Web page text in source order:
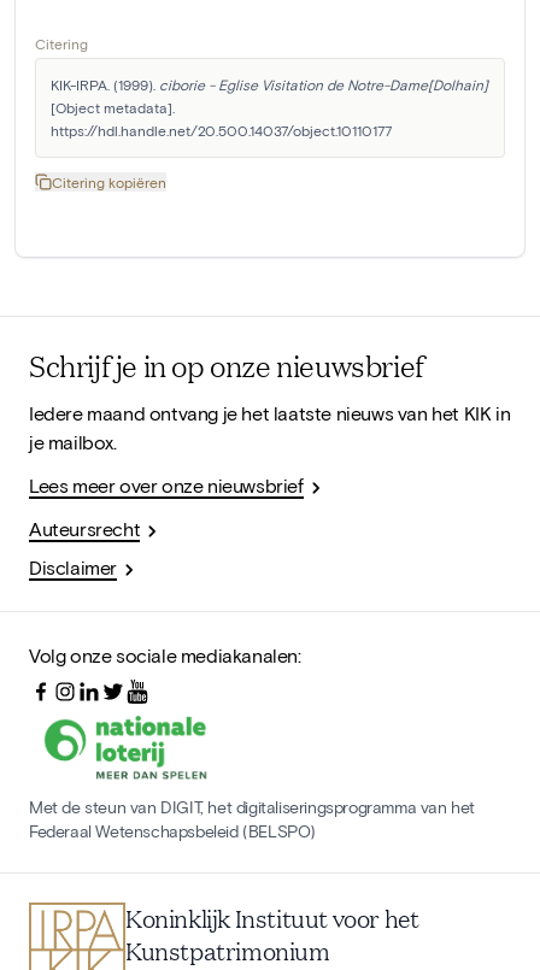
Citering
KIK-IRPA. (1999). ciborie - Eglise Visitation de Notre-Dame[Dolhain]
[Object metadata].
https://hdl.handle.net/20.500.14037/object.10110177
Citering kopiëren
Schrijf je in op onze nieuwsbrief
Iedere maand ontvang je het laatste nieuws van het KIK in
je mailbox.
Lees meer over onze nieuwsbrief
Auteursrecht
Disclaimer
Volg onze sociale mediakanalen:
Met de steun van DIGIT, het digitaliseringsprogramma van het
Federaal Wetenschapsbeleid (BELSPO)
Koninklijk Instituut voor het
Kunstpatrimonium